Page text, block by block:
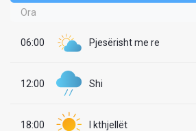
Ora
06:00 Pjesërisht me re
12:00 Shi
18:00 I kthjellët